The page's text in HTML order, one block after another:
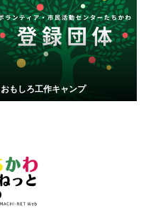
おもしろ工作キャンプ